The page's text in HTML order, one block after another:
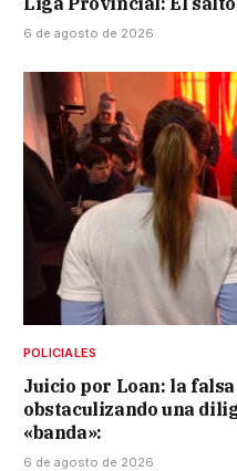
6 de agosto de 2026
POLICIALES
Juicio por Loan: la
obstaculizando una
«banda»:
6 de agosto de 2026